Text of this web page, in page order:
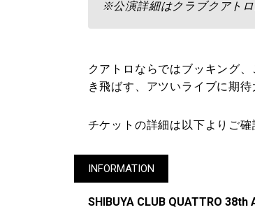
※公演詳細はクラブクアト
クアトロならではブッキング
き飛ばす、アツいライブに期
チケットの詳細は以下よりご確
INFORMATION
SHIBUYA CLUB QUATTRO 38th